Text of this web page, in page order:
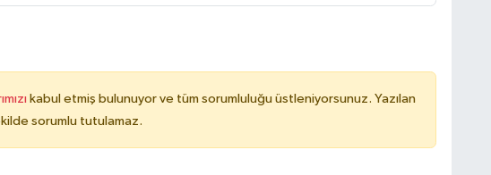
kabul etmiş bulunuyor ve tüm sorumluluğu üstleniyorsunuz. Yazılan
sorumlu tutulamaz.